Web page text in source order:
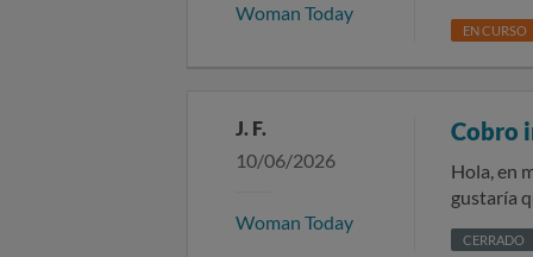
Woman Today
EN CURSO
J. F.
10/06/2026
Woman Today
Cobro
Hola, en
gustaría que
CERRADO